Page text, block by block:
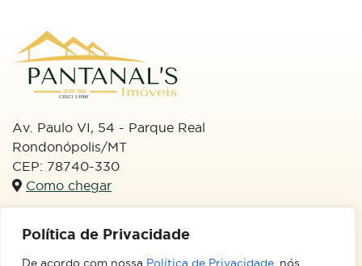
Política de Privacidade
De acordo com nossa Política de Privacidade , nós
Av. Paulo VI, 54 - Parque Real
Rondonópolis/MT
CEP: 78740-330
Como chegar
(66) 99613-3133